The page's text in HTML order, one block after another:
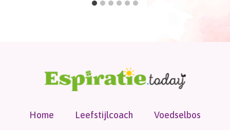
Home Leefstijlcoach
Voedselbos